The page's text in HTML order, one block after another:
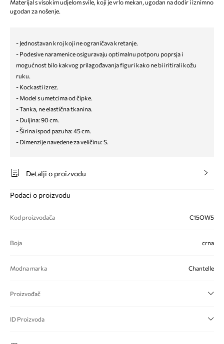
Materijal s visokim udjelom svile, koji je vrlo mekan, ugodan na dodir i iznimno
ugodan za nošenje.
- Jednostavan kroj koji ne ograničava kretanje.
- Podesive naramenice osiguravaju optimalnu potporu poprsja i
mogućnost bilo kakvog prilagođavanja figuri kako ne bi iritirali kožu
ruku.
- Kockasti izrez.
- Model s umetcima od čipke.
- Tanka, ne elastična tkanina.
- Duljina: 90 cm.
- Širina ispod pazuha: 45 cm.
- Dimenzije navedene za veličinu: S.
Detalji o proizvodu
Podaci o proizvodu
Kod proizvođača C15OW5
Boja crna
Modna marka Chantelle
Proizvođač
ID Proizvoda